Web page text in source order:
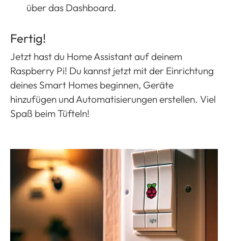
über das Dashboard.
Fertig!
Jetzt hast du Home Assistant auf deinem
Raspberry Pi! Du kannst jetzt mit der Einrichtung
deines Smart Homes beginnen, Geräte
hinzufügen und Automatisierungen erstellen. Viel
Spaß beim Tüfteln!